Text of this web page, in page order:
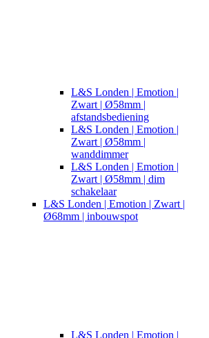
L&S Londen | Emotion |
Zwart | Ø58mm |
afstandsbediening
L&S Londen | Emotion |
Zwart | Ø58mm |
wanddimmer
L&S Londen | Emotion |
Zwart | Ø58mm | dim
schakelaar
L&S Londen | Emotion | Zwart |
Ø68mm | inbouwspot
L&S Londen | Emotion |